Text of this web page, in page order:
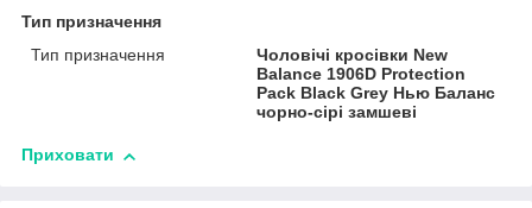
Тип призначення
Тип призначення
Чоловічі кросівки New
Balance 1906D Protection
Pack Black Grey Нью Баланс
чорно-сірі замшеві
Приховати